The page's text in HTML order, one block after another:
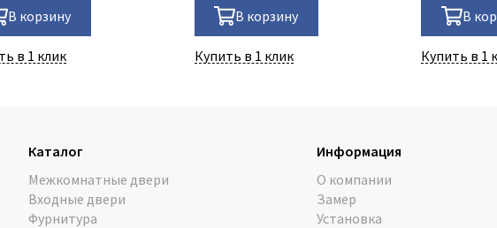
В корзину
в 1 клик
В корзину
Купить в 1 клик
В
Купить в 1
Каталог
Межкомнатные двери
Входные двери
Фурнитура
Информация
О компании
Замер
Установка